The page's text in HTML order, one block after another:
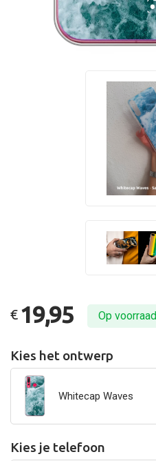
€ 19,95 Op voorraad
Kies het ontwerp
Whitecap Waves
Kies je telefoon